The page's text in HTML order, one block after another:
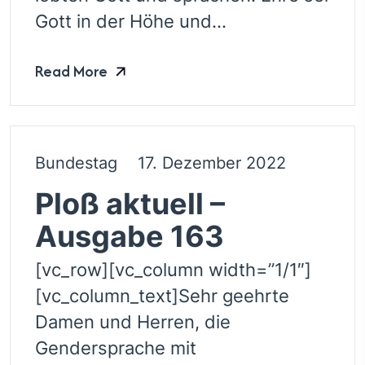
Gott in der Höhe und...
Read More
Bundestag 17. Dezember 2022
Ploß aktuell –
Ausgabe 163
[vc_row][vc_column width=”1/1″]
[vc_column_text]Sehr geehrte
Damen und Herren, die
Gendersprache mit